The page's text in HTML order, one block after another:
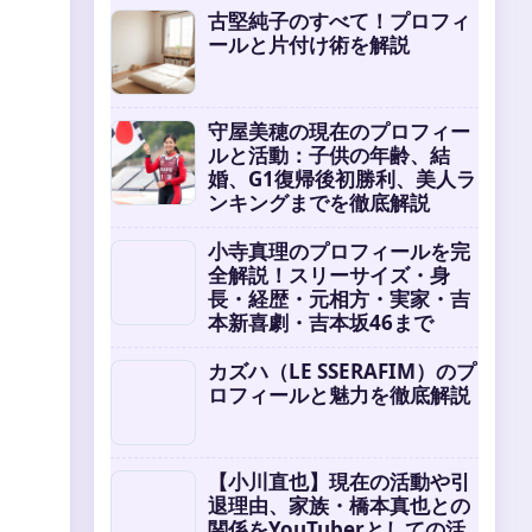
古堅純子のすべて！プロフィ
ールと片付け術を解説
守屋美穂の現在のプロフィー
ルと活動：子供の年齢、結
婚、G1復帰後初勝利、美人ラ
ンキングまでを徹底解説
小寺真理のプロフィールを完
全解説！スリーサイズ・身
長・経歴・元相方・実家・吉
本新喜劇・吉本坂46まで
カズハ（LE SSERAFIM）のプ
ロフィールと魅力を徹底解説
【小川直也】現在の活動や引
退理由、家族・橋本真也との